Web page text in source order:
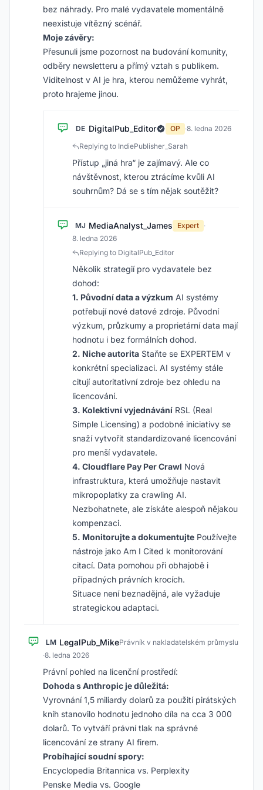
bez náhrady. Pro malé vydavatele momentálně
neexistuje vítězný scénář.
Moje závěry:
Přesunuli jsme pozornost na budování komunity,
odběry newsletteru a přímý vztah s publikem.
Viditelnost v AI je hra, kterou nemůžeme vyhrát,
proto hrajeme jinou.
DE DigitalPub_Editor OP ·8. ledna 2026
Replying to IndiePublisher_Sarah
Přístup „jiná hra“ je zajímavý. Ale co
návštěvnost, kterou ztrácíme kvůli AI
souhrnům? Dá se s tím nějak soutěžit?
MJ MediaAnalyst_James Expert ·
8. ledna 2026
Replying to DigitalPub_Editor
Několik strategií pro vydavatele bez
dohod:
1. Původní data a výzkum AI systémy
potřebují nové datové zdroje. Původní
výzkum, průzkumy a proprietární data mají
hodnotu i bez formálních dohod.
2. Niche autorita Staňte se EXPERTEM v
konkrétní specializaci. AI systémy stále
citují autoritativní zdroje bez ohledu na
licencování.
3. Kolektivní vyjednávání RSL (Real
Simple Licensing) a podobné iniciativy se
snaží vytvořit standardizované licencování
pro menší vydavatele.
4. Cloudflare Pay Per Crawl Nová
infrastruktura, která umožňuje nastavit
mikropoplatky za crawling AI.
Nezbohatnete, ale získáte alespoň nějakou
kompenzaci.
5. Monitorujte a dokumentujte Používejte
nástroje jako Am I Cited k monitorování
citací. Data pomohou při obhajobě i
případných právních krocích.
Situace není beznadějná, ale vyžaduje
strategickou adaptaci.
LM LegalPub_MikePrávník v nakladatelském průmyslu
·8. ledna 2026
Právní pohled na licenční prostředí:
Dohoda s Anthropic je důležitá:
Vyrovnání 1,5 miliardy dolarů za použití pirátských
knih stanovilo hodnotu jednoho díla na cca 3 000
dolarů. To vytváří právní tlak na správné
licencování ze strany AI firem.
Probíhající soudní spory:
Encyclopedia Britannica vs. Perplexity
Penske Media vs. Google